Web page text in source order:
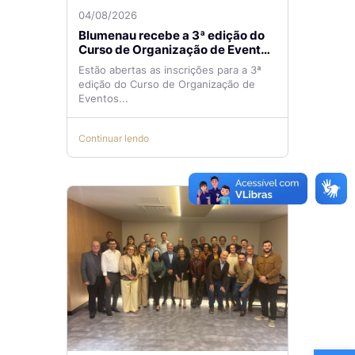
04/08/2026
Blumenau recebe a 3ª edição do
Curso de Organização de Eventos
Lilian Ribeiro
Estão abertas as inscrições para a 3ª
edição do Curso de Organização de
Eventos...
Continuar lendo